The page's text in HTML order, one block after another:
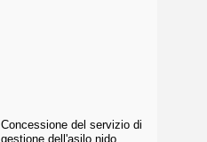
Concessione del servizio di
gestione dell'asilo nido